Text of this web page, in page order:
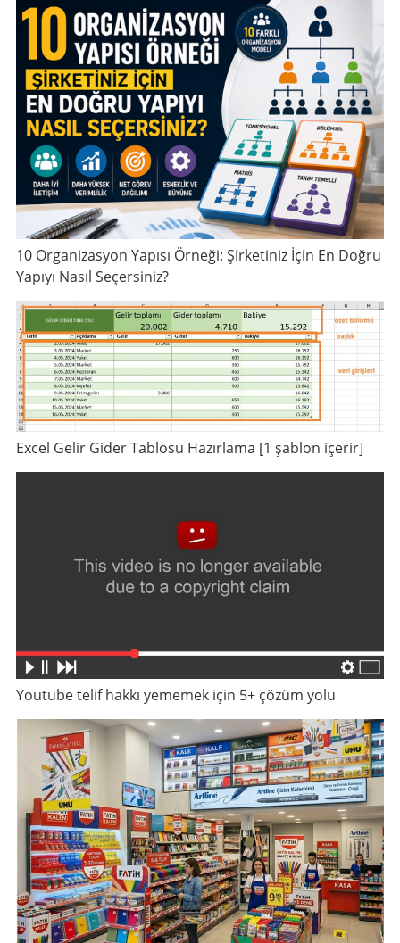
10 Organizasyon Yapısı Örneği: Şirketiniz İçin En Doğru
Yapıyı Nasıl Seçersiniz?
Excel Gelir Gider Tablosu Hazırlama [1 şablon içerir]
Youtube telif hakkı yememek için 5+ çözüm yolu